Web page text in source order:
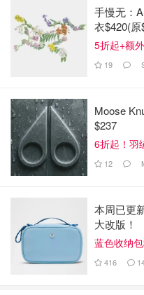
过英国，美元也越来越被
美国：
确定美元地位
建立，美元开始和黄金挂
2、鼎盛：
随后美国的经
美元也替代了英镑成了新
手慢无：
衣$420(原
5折起+额
19
Moose
$237
6折起！羽
12
本周已更
大改版！
蓝色收纳
416